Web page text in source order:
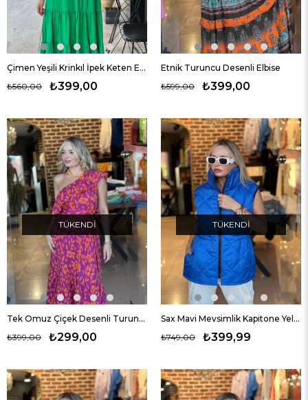
Çimen Yeşili Krinkıl İpek Keten Elbise
₺399,00
₺560,00
Etnik Turuncu Desenli Elbise
₺399,00
₺599,00
TÜKENDI
Tek Omuz Çiçek Desenli Turuncu Elbise
₺299,00
₺399,00
TÜKENDI
Sax Mavi Mevsimlik Kapitone Yelek
₺399,99
₺749,00